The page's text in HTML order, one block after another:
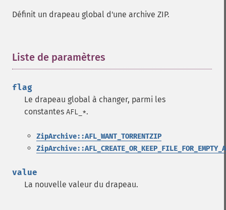
Définit un drapeau global d'une archive ZIP.
Liste de paramètres
flag
Le drapeau global à changer, parmi les
constantes AFL_*.
ZipArchive::AFL_WANT_TORRENTZIP
value
La nouvelle valeur du drapeau.